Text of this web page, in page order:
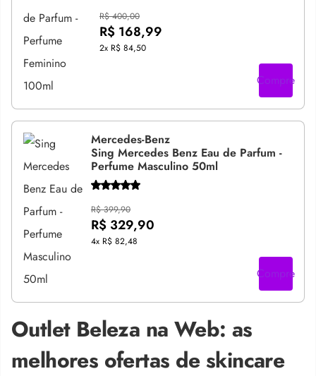
R$ 400,00
R$ 168,99
2x R$ 84,50
Compre
Mercedes-Benz
Sing Mercedes Benz Eau de Parfum -
Perfume Masculino 50ml
R$ 399,90
R$ 329,90
4x R$ 82,48
Compre
Outlet Beleza na Web: as
melhores ofertas de skincare